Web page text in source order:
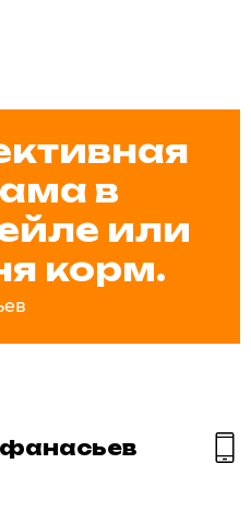
в
или
корм.